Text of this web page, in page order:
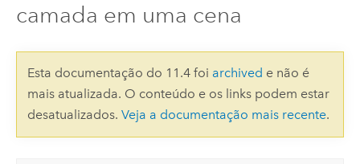
camada em uma cena
Esta documentação do 11.4 foi archived e não é
mais atualizada. O conteúdo e os links podem estar
desatualizados. Veja a documentação mais recente.